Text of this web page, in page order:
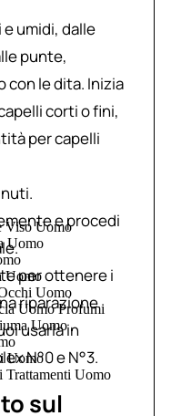
Viso Uomo
Uomo
Uomo
Uomo
Uomo Profumi
Uomo
Uomo
Trattamenti Uomo
umidi, dalle
punte,
le dita. Inizia
corti o fini,
per capelli
e procedi
per ottenere i
riparazione
usarla in
N°0 e N°3.
sul